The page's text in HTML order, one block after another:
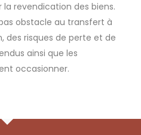
revendication des biens.
obstacle au transfert à
des risques de perte et de
ainsi que les
occasionner.